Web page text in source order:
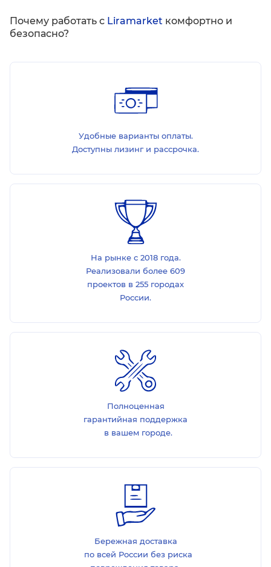
Почему работать с Liramarket комфортно и
безопасно?
Удобные варианты оплаты.
Доступны лизинг и рассрочка.
На рынке с 2018 года.
Реализовали более 609
проектов в 255 городах
России.
Полноценная
гарантийная поддержка
в вашем городе.
Бережная доставка
по всей России без риска